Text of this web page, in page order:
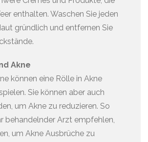
enthalten. Waschen Sie jeden
gründlich und entfernen Sie
Akne
können eine Rölle in Akne
Sie können aber auch
um Akne zu reduzieren. So
behandelnder Arzt empfehlen,
um Akne Ausbrüche zu